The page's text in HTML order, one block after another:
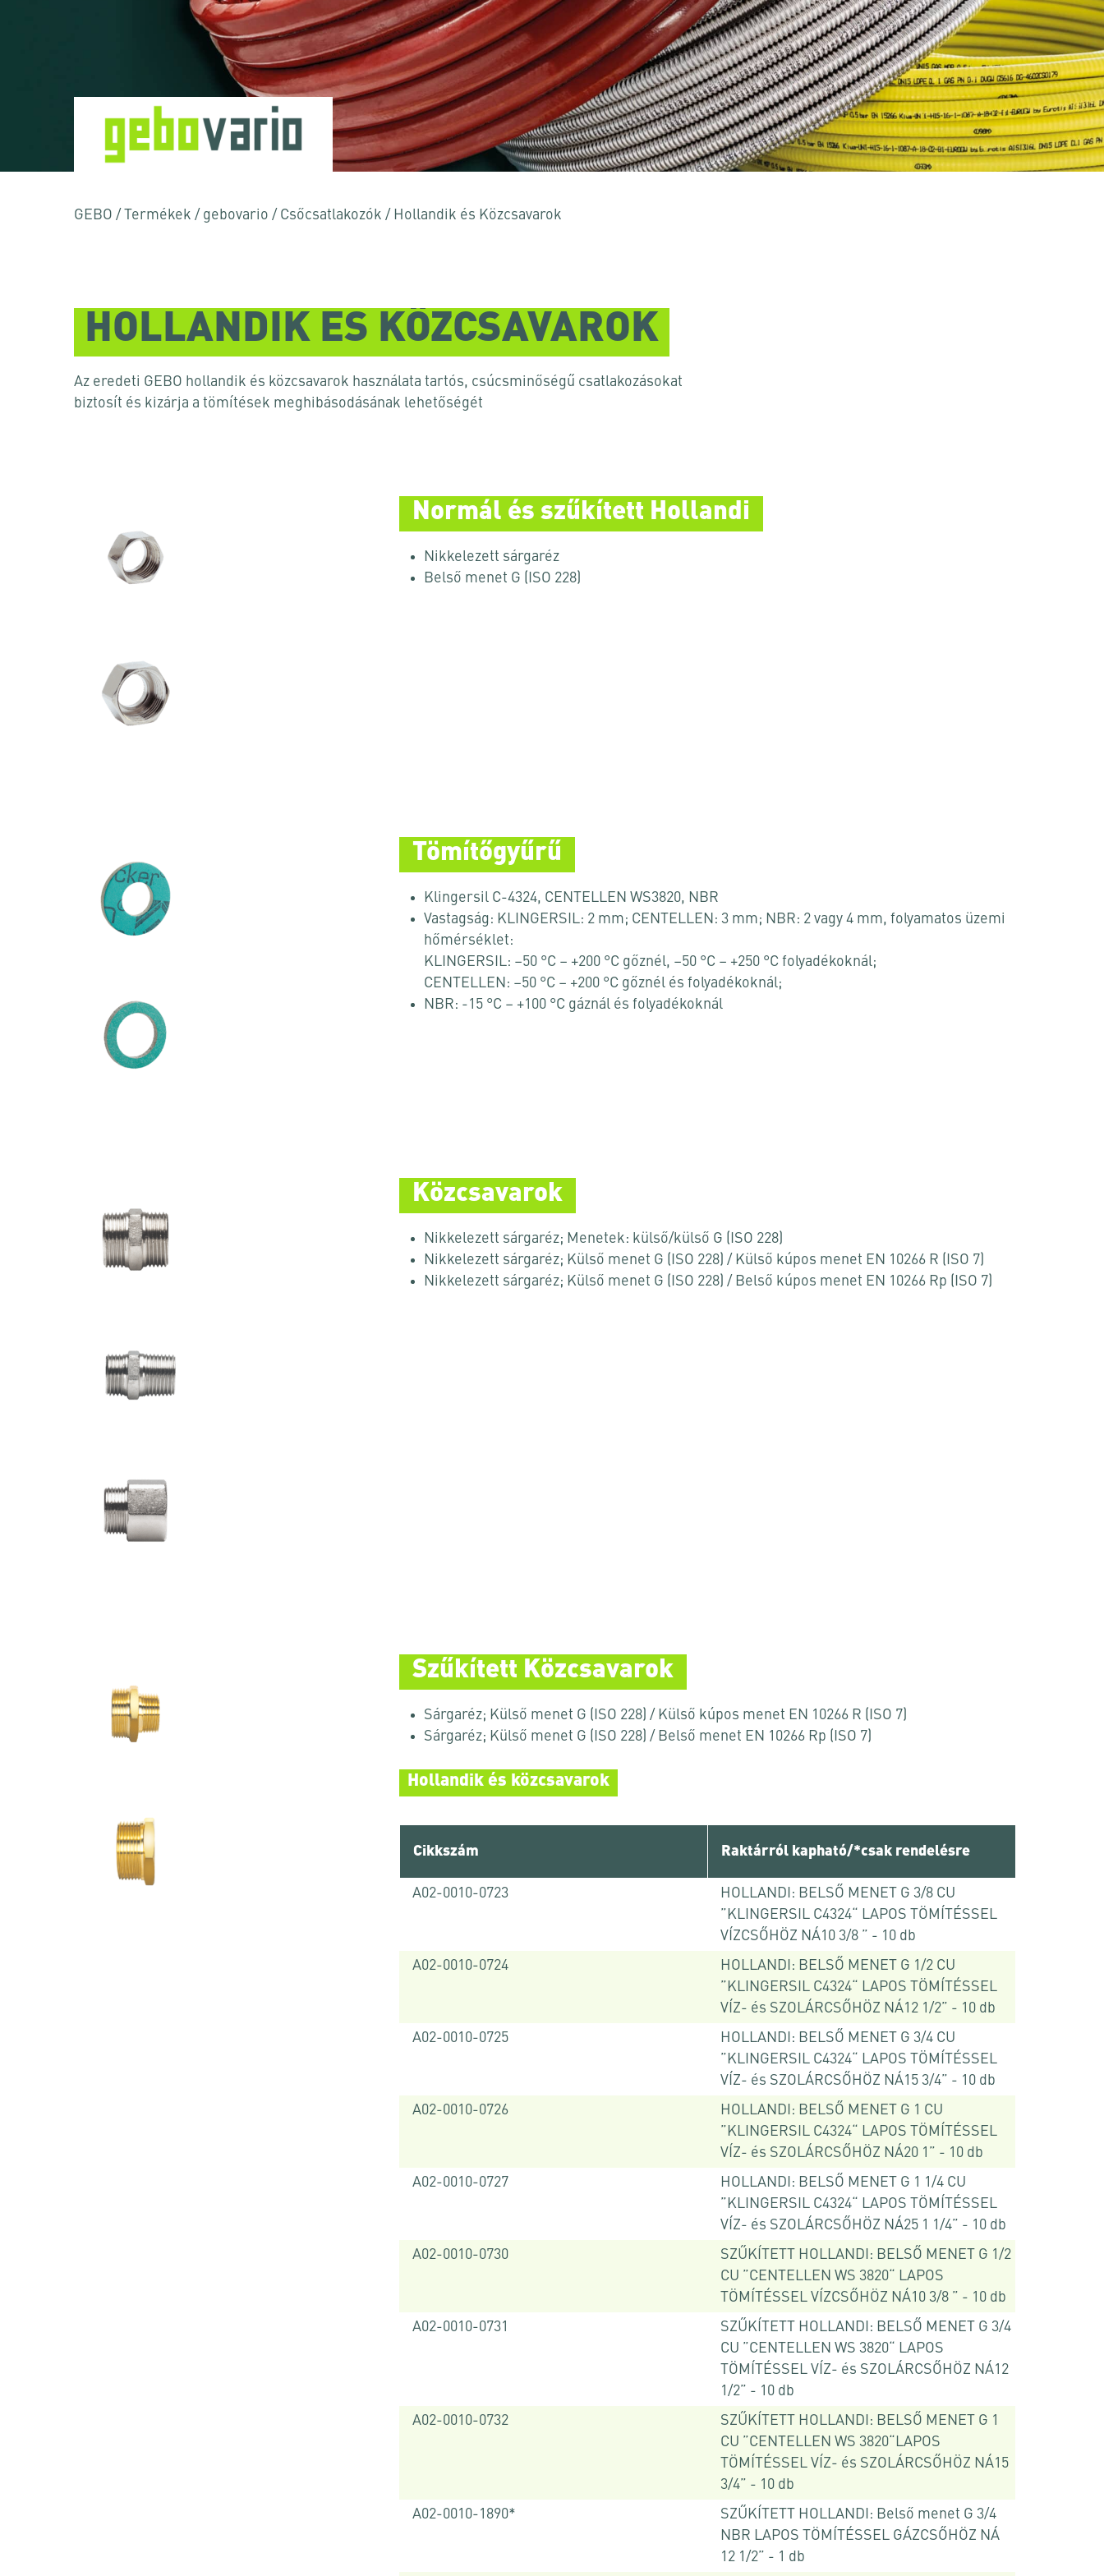
Nyomja meg az Enter billentyűt a kereséshez vagy az ESC billentyűt a bezáráshoz
GEBO / Termékek / gebovario / Csőcsatlakozók / Hollandik és Közcsavarok
HOLLANDIK ÉS KÖZCSAVAROK
Az eredeti GEBO hollandik és közcsavarok használata tartós, csúcsminőségű csatlakozásokat
biztosít és kizárja a tömítések meghibásodásának lehetőségét
Normál és szűkített Hollandi
Nikkelezett sárgaréz
Belső menet G (ISO 228)
Tömítőgyűrű
Klingersil C-4324, CENTELLEN WS3820, NBR
Vastagság: KLINGERSIL: 2 mm; CENTELLEN: 3 mm; NBR: 2 vagy 4 mm, folyamatos üzemi
hőmérséklet:
KLINGERSIL: –50 °C – +200 °C gőznél, –50 °C – +250 °C folyadékoknál;
CENTELLEN: –50 °C – +200 °C gőznél és folyadékoknál;
NBR: -15 °C – +100 °C gáznál és folyadékoknál
Közcsavarok
Nikkelezett sárgaréz; Menetek: külső/külső G (ISO 228)
Nikkelezett sárgaréz; Külső menet G (ISO 228) / Külső kúpos menet EN 10266 R (ISO 7)
Nikkelezett sárgaréz; Külső menet G (ISO 228) / Belső kúpos menet EN 10266 Rp (ISO 7)
Szűkített Közcsavarok
Sárgaréz; Külső menet G (ISO 228) / Külső kúpos menet EN 10266 R (ISO 7)
Sárgaréz; Külső menet G (ISO 228) / Belső menet EN 10266 Rp (ISO 7)
Hollandik és közcsavarok
Cikkszám Raktárról kapható/*csak rendelésre
A02-0010-0723
HOLLANDI: BELSŐ MENET G 3/8 CU
”KLINGERSIL C4324“ LAPOS TÖMÍTÉSSEL
VÍZCSŐHÖZ NÁ10 3/8 ” - 10 db
A02-0010-0724
HOLLANDI: BELSŐ MENET G 1/2 CU
”KLINGERSIL C4324“ LAPOS TÖMÍTÉSSEL
VÍZ- és SZOLÁRCSŐHÖZ NÁ12 1/2” - 10 db
A02-0010-0725
HOLLANDI: BELSŐ MENET G 3/4 CU
”KLINGERSIL C4324“ LAPOS TÖMÍTÉSSEL
VÍZ- és SZOLÁRCSŐHÖZ NÁ15 3/4” - 10 db
A02-0010-0726
HOLLANDI: BELSŐ MENET G 1 CU
”KLINGERSIL C4324“ LAPOS TÖMÍTÉSSEL
VÍZ- és SZOLÁRCSŐHÖZ NÁ20 1” - 10 db
A02-0010-0727
HOLLANDI: BELSŐ MENET G 1 1/4 CU
”KLINGERSIL C4324“ LAPOS TÖMÍTÉSSEL
VÍZ- és SZOLÁRCSŐHÖZ NÁ25 1 1/4” - 10 db
A02-0010-0730
SZŰKÍTETT HOLLANDI: BELSŐ MENET G 1/2
CU ”CENTELLEN WS 3820“ LAPOS
TÖMÍTÉSSEL VÍZCSŐHÖZ NÁ10 3/8 ” - 10 db
A02-0010-0731
SZŰKÍTETT HOLLANDI: BELSŐ MENET G 3/4
CU ”CENTELLEN WS 3820“ LAPOS
TÖMÍTÉSSEL VÍZ- és SZOLÁRCSŐHÖZ NÁ12
1/2” - 10 db
A02-0010-0732
SZŰKÍTETT HOLLANDI: BELSŐ MENET G 1
CU ”CENTELLEN WS 3820“LAPOS
TÖMÍTÉSSEL VÍZ- és SZOLÁRCSŐHÖZ NÁ15
3/4” - 10 db
A02-0010-1890*
SZŰKÍTETT HOLLANDI: Belső menet G 3/4
NBR LAPOS TÖMÍTÉSSEL GÁZCSŐHÖZ NÁ
12 1/2” - 1 db